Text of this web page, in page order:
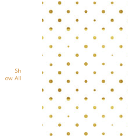
Sh
ow All